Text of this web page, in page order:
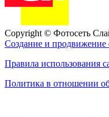
Copyright © Фотосеть
Создание и продвижение
Правила использования
Политика в отношении